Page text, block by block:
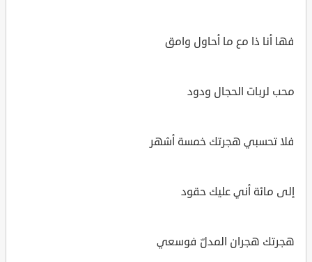
فها أنا ذا مع ما أحاول وامق
محب لربات الحجال ودود
فلا تحسبي هجرتك خمسة أشهر
إلى مائة أني عليك حقود
هجرتك هجران المدلّ فوسعي